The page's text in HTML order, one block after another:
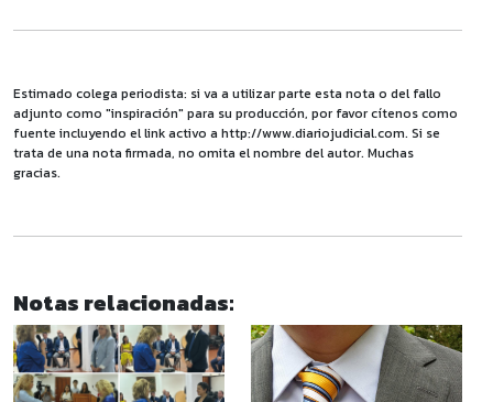
Estimado colega periodista: si va a utilizar parte esta nota o del fallo
adjunto como "inspiración" para su producción, por favor cítenos como
fuente incluyendo el link activo a http://www.diariojudicial.com. Si se
trata de una nota firmada, no omita el nombre del autor. Muchas
gracias.
Notas relacionadas: